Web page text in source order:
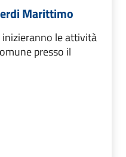
Marittimo
le attività
presso il